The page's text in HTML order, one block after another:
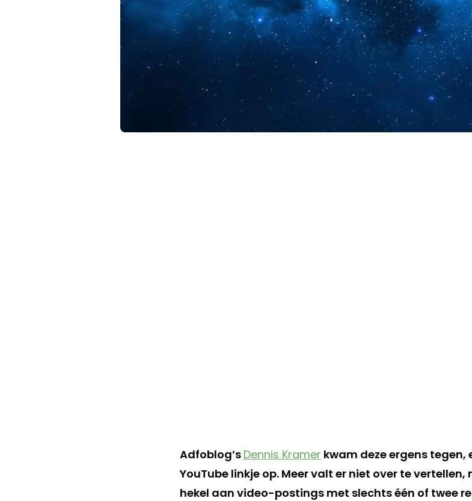
Adfoblog’s Dennis Kramer kwam deze ergens tegen,
YouTube linkje op. Meer valt er niet over te
hekel aan video-postings met slechts één of twee